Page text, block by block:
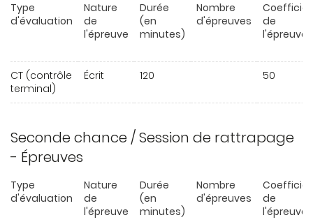
Type
d'évaluation
Nature
de
l'épreuve
Durée
(en
minutes)
Nombre
d'épreuves
de
l'épreuve
CT (contrôle
terminal)
Écrit 120 50
Seconde chance / Session de rattrapage
- Épreuves
Type
d'évaluation
Nature
de
l'épreuve
Durée
(en
minutes)
Nombre
d'épreuves
de
l'épreuve